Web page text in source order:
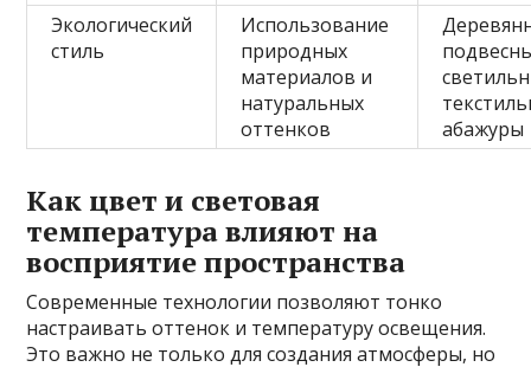
Экологический
стиль
Использование
природных
материалов и
натуральных
оттенков
абажуры
Как цвет и световая
температура влияют на
восприятие пространства
Современные технологии позволяют тонко
настраивать оттенок и температуру освещения.
Это важно не только для создания атмосферы, но